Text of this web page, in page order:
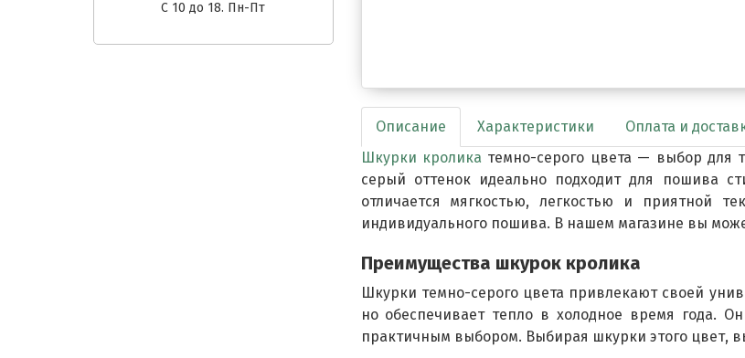
C 10 до 18. Пн-Пт
Описание Характеристики
Оплата и
Шкурки кролика темно-серого цвета — выбор для
серый оттенок идеально подходит для пошива
отличается мягкостью, легкостью и приятной
индивидуального пошива. В нашем магазине вы
Преимущества шкурок кролика
Шкурки темно-серого цвета привлекают своей
но обеспечивает тепло в холодное время года.
практичным выбором. Выбирая шкурки этого цвет,